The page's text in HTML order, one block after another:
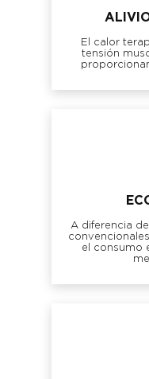
El calor
tensión
A diferencia
el consumo